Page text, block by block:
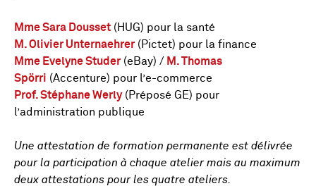
Mme Sara Dousset (HUG) pour la santé
M. Olivier Unternaehrer (Pictet) pour la finance
Mme Evelyne Studer (eBay) / M. Thomas
Spörri (Accenture) pour l’e-commerce
Prof. Stéphane Werly(Préposé GE) pour
l’administration publique
Une attestation de formation permanente est délivrée
pour la participation à chaque atelier mais au maximum
deux attestations pour les quatre ateliers.